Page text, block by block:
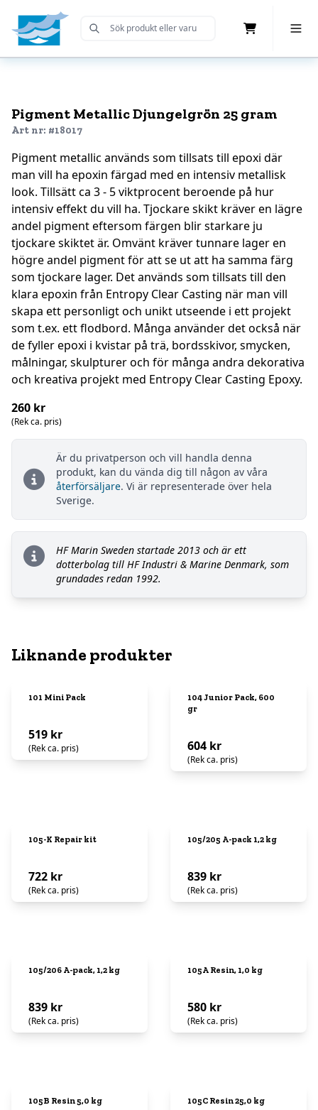
Home Submit Search
Pigment Metallic Djungelgrön 25 gram
Art nr: #18017
Pigment metallic används som tillsats till epoxi där
man vill ha epoxin färgad med en intensiv metallisk
look. Tillsätt ca 3 - 5 viktprocent beroende på hur
intensiv effekt du vill ha. Tjockare skikt kräver en lägre
andel pigment eftersom färgen blir starkare ju
tjockare skiktet är. Omvänt kräver tunnare lager en
högre andel pigment för att se ut att ha samma färg
som tjockare lager. Det används som tillsats till den
klara epoxin från Entropy Clear Casting när man vill
skapa ett personligt och unikt utseende i ett projekt
som t.ex. ett flodbord. Många använder det också när
de fyller epoxi i kvistar på trä, bordsskivor, smycken,
målningar, skulpturer och för många andra dekorativa
och kreativa projekt med Entropy Clear Casting Epoxy.
260 kr
(Rek ca. pris)
Är du privatperson och vill handla denna
produkt, kan du vända dig till någon av våra
återförsäljare. Vi är representerade över hela
Sverige.
HF Marin Sweden startade 2013 och är ett
dotterbolag till HF Industri & Marine Denmark, som
grundades redan 1992.
Liknande produkter
101 Mini Pack
519 kr
(Rek ca. pris)
104 Junior Pack, 600
gr
604 kr
(Rek ca. pris)
105-K Repair kit
722 kr
(Rek ca. pris)
105/205 A-pack 1,2 kg
839 kr
(Rek ca. pris)
105/206 A-pack, 1,2 kg
839 kr
(Rek ca. pris)
105A Resin, 1,0 kg
580 kr
(Rek ca. pris)
105B Resin 5,0 kg 105C Resin 25,0 kg